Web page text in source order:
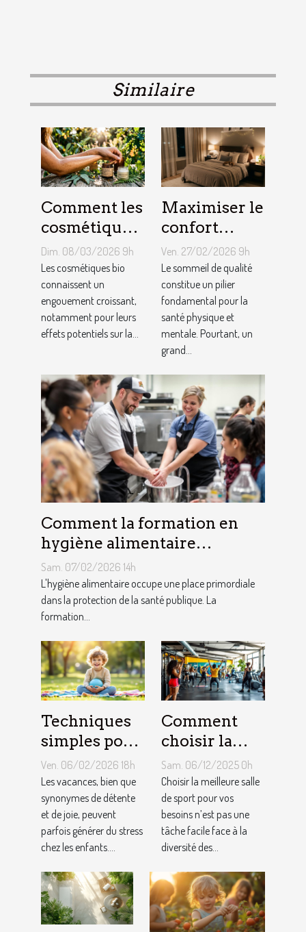
Similaire
Comment les
cosmétiques
bio
influencent-
ils la santé de
la peau ?
Dim. 08/03/2026 9h
Les cosmétiques bio
connaissent un
engouement croissant,
notamment pour leurs
effets potentiels sur la...
Maximiser le
confort
nocturne :
astuces pour
un sommeil
optimal
Ven. 27/02/2026 9h
Le sommeil de qualité
constitue un pilier
fondamental pour la
santé physique et
mentale. Pourtant, un
grand...
Comment la formation en
hygiène alimentaire
influence-t-elle la sécurité
des consommateurs ?
Sam. 07/02/2026 14h
L'hygiène alimentaire occupe une place primordiale
dans la protection de la santé publique. La
formation...
Techniques
simples pour
gérer le
stress chez
les enfants
pendant les
vacances
Ven. 06/02/2026 18h
Les vacances, bien que
synonymes de détente
et de joie, peuvent
parfois générer du stress
chez les enfants....
Comment
choisir la
meilleure
salle de sport
pour vos
besoins ?
Sam. 06/12/2025 0h
Choisir la meilleure salle
de sport pour vos
besoins n’est pas une
tâche facile face à la
diversité des...